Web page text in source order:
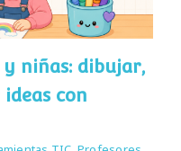
niñas: dibujar,
con